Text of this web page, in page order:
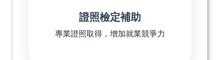
證照檢定補助
專業證照取得，增加就業競爭力